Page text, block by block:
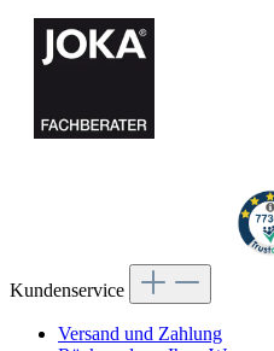
Kundenservice
Versand und Zahlung